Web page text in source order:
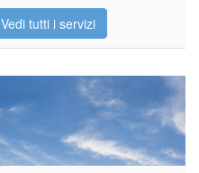
Vedi tutti i servizi